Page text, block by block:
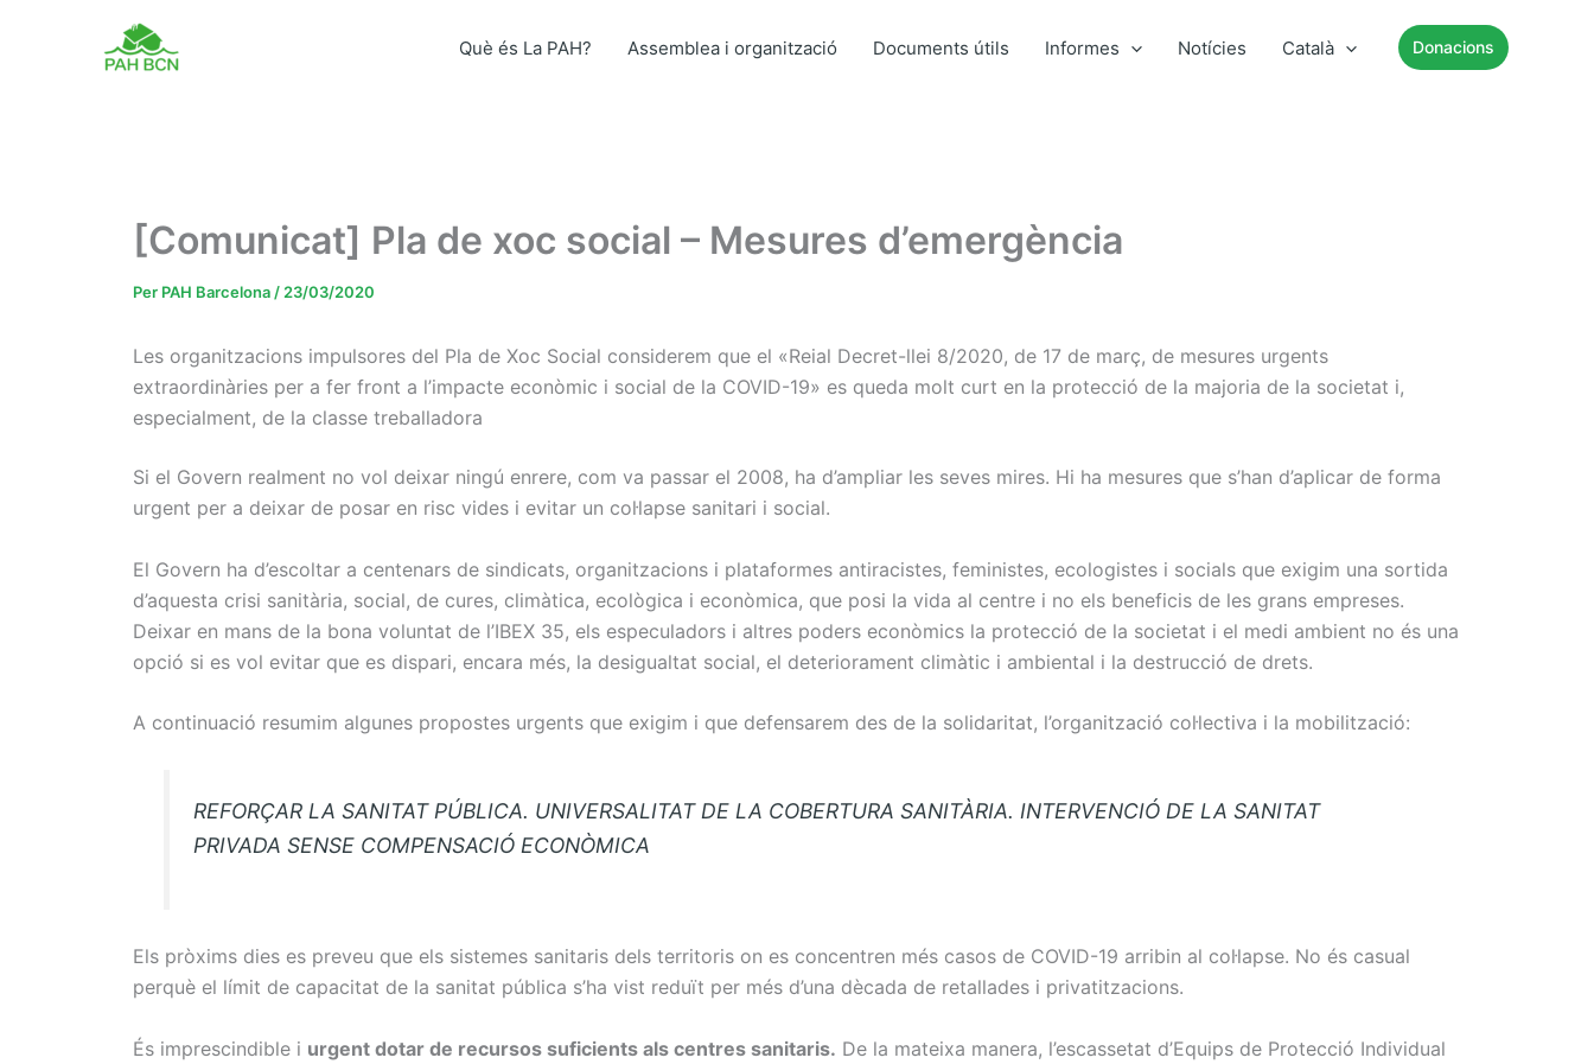
Què és La PAH? Assemblea i organització Documents útils Informes Notícies Català Donacions
[Comunicat] Pla de xoc social – Mesures d’emergència
Per PAH Barcelona / 23/03/2020
Les organitzacions impulsores del Pla de Xoc Social considerem que el «Reial Decret-llei 8/2020, de 17 de març, de mesures urgents
extraordinàries per a fer front a l’impacte econòmic i social de la COVID-19» es queda molt curt en la protecció de la majoria de la societat i,
especialment, de la classe treballadora
Si el Govern realment no vol deixar ningú enrere, com va passar el 2008, ha d’ampliar les seves mires. Hi ha mesures que s’han d’aplicar de forma
urgent per a deixar de posar en risc vides i evitar un col·lapse sanitari i social.
El Govern ha d’escoltar a centenars de sindicats, organitzacions i plataformes antiracistes, feministes, ecologistes i socials que exigim una sortida
d’aquesta crisi sanitària, social, de cures, climàtica, ecològica i econòmica, que posi la vida al centre i no els beneficis de les grans empreses.
Deixar en mans de la bona voluntat de l’IBEX 35, els especuladors i altres poders econòmics la protecció de la societat i el medi ambient no és una
opció si es vol evitar que es dispari, encara més, la desigualtat social, el deteriorament climàtic i ambiental i la destrucció de drets.
A continuació resumim algunes propostes urgents que exigim i que defensarem des de la solidaritat, l’organització col·lectiva i la mobilització:
REFORÇAR LA SANITAT PÚBLICA. UNIVERSALITAT DE LA COBERTURA SANITÀRIA. INTERVENCIÓ DE LA SANITAT
PRIVADA SENSE COMPENSACIÓ ECONÒMICA
Els pròxims dies es preveu que els sistemes sanitaris dels territoris on es concentren més casos de COVID-19 arribin al col·lapse. No és casual
perquè el límit de capacitat de la sanitat pública s’ha vist reduït per més d’una dècada de retallades i privatitzacions.
És imprescindible i urgent dotar de recursos suficients als centres sanitaris. De la mateixa manera, l’escassetat d’Equips de Protecció Individual